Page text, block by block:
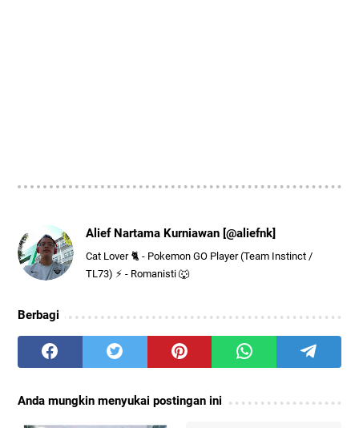
Alief Nartama Kurniawan [@aliefnk]
Cat Lover 🐈 - Pokemon GO Player (Team Instinct /
TL73) ⚡ - Romanisti 🐺
Berbagi
Anda mungkin menyukai postingan ini